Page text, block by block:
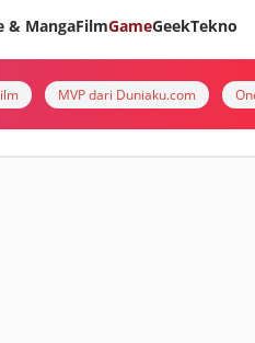
& MangaFilmGameGeekTekno
MVP dari Duniaku.com